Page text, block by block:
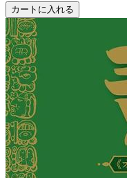
カートに入れる